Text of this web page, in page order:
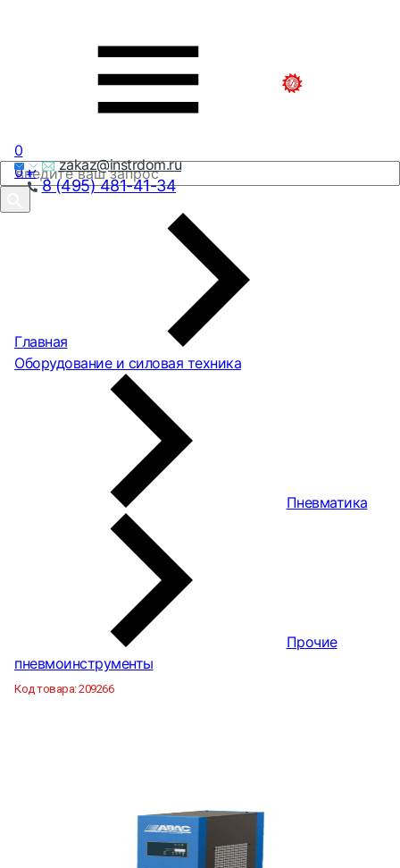
zakaz@instrdom.ru
8 (495) 481-41-34
0
0₽
Главная
Оборудование и силовая техника
Пневматика
Прочие
пневмоинструменты
Код товара:209266